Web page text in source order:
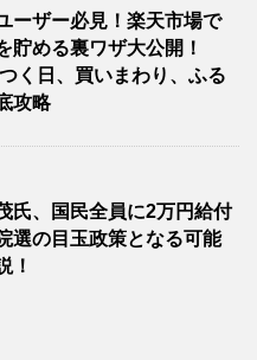
ーザー必見！楽天市場で
貯める裏ワザ大公開！
く日、買いまわり、ふる
攻略
氏、国民全員に2万円給付
選の目玉政策となる可能
！